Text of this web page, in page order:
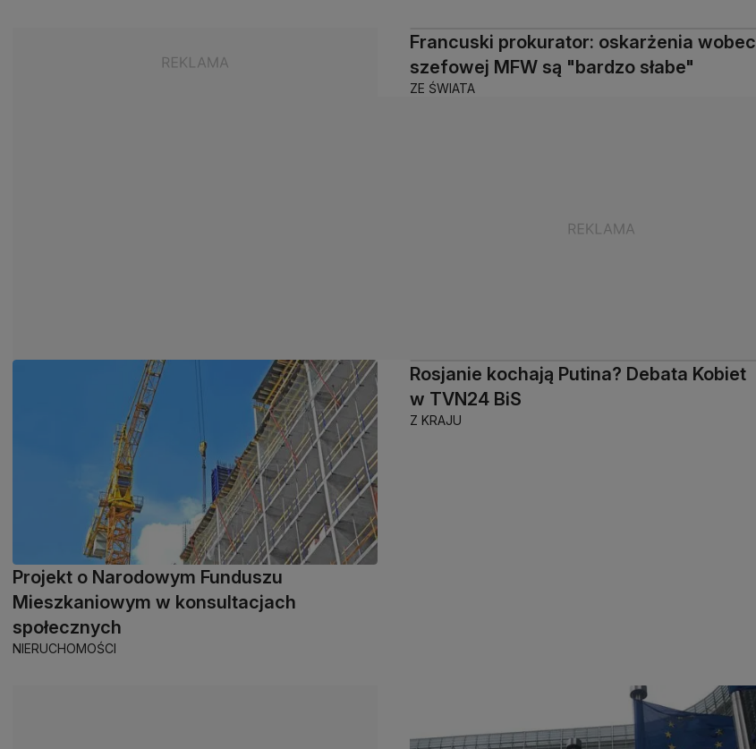
Francuski prokurator: oskarżenia wobec
szefowej MFW są "bardzo słabe"
ZE ŚWIATA
Projekt o Narodowym Funduszu
Mieszkaniowym w konsultacjach
społecznych
NIERUCHOMOŚCI
Rosjanie kochają Putina? Debata Kobiet
w TVN24 BiS
Z KRAJU